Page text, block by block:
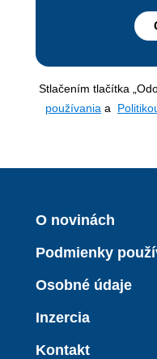
Stlačením tlačítka
používania a
O novinách
Podmienky
Osobné údaje
Inzercia
Kontakt